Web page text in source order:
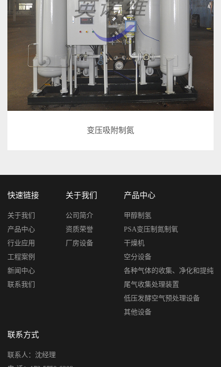
变压吸附制氮
快速链接
关于我们
产品中心
行业应用
工程案例
新闻中心
联系我们
关于我们
公司简介
资质荣誉
厂房设备
产品中心
甲醇制氢
PSA变压制氮制氧
干燥机
空分设备
各种气体的收集、净化和提纯
尾气收集处理装置
低压发酵空气预处理设备
其他设备
联系方式
联系人：沈经理